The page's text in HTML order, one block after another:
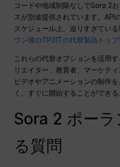
コードや地域制限なしでSora 2
スが別途提供されています。API
スケジュール上、迫りすぎてい
ウン後のTP31Tの代替製品トップ1
これらの代替オプションを活用
リエイター、教育者、マーケテ
ビデオやアニメーションの制作
く、すぐに開始することができる
Sora 2 ポー
る質問